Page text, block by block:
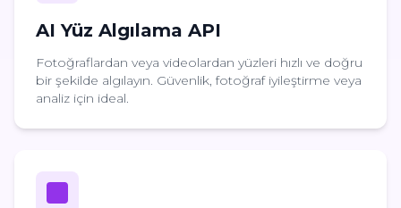
AI Yüz Algılama API
Fotoğraflardan veya videolardan yüzleri hızlı ve doğru
bir şekilde algılayın. Güvenlik, fotoğraf iyileştirme veya
analiz için ideal.